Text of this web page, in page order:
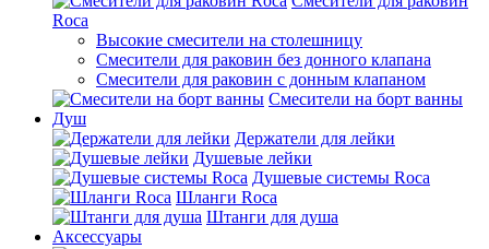
Roca
Высокие смесители на столешницу
Смесители для раковин без донного клапана
Смесители для раковин с донным клапаном
Смесители на борт ванны
Душ
Держатели для лейки
Душевые лейки
Душевые системы Roca
Шланги Roca
Штанги для душа
Аксессуары